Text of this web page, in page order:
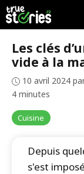
Aller
au
contenu
Cuisine
Les clés
vide à la
10 avril 2024
4 minutes
Depuis
s'est